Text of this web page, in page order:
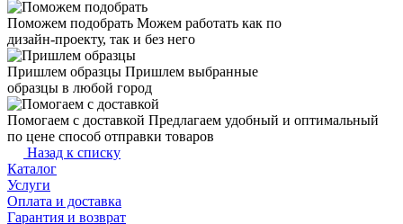
Поможем подобрать Можем работать как по
дизайн-проекту, так и без него
Пришлем образцы Пришлем выбранные
образцы в любой город
Помогаем с доставкой Предлагаем удобный и оптимальный
по цене способ отправки товаров
Назад к списку
Каталог
Услуги
Оплата и доставка
Гарантия и возврат